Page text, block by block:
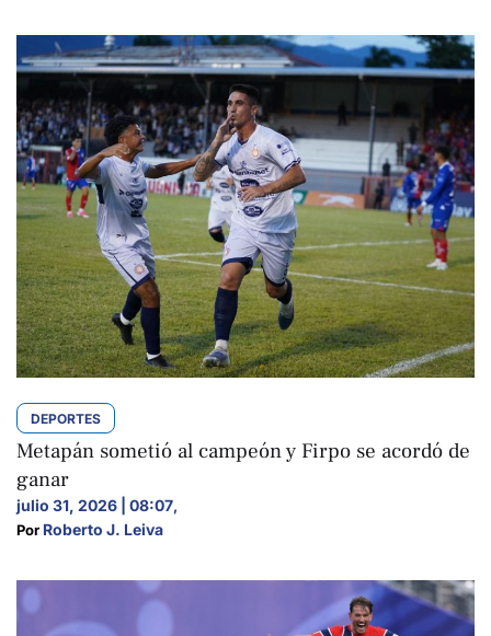
DEPORTES
Metapán sometió al campeón y Firpo se acordó de
ganar
julio 31, 2026 | 08:07,
Por Roberto J. Leiva